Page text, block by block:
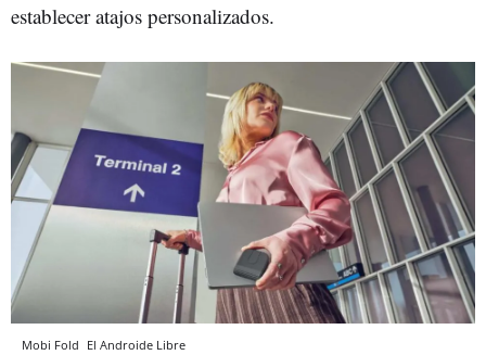
establecer atajos personalizados.
Mobi Fold El Androide Libre